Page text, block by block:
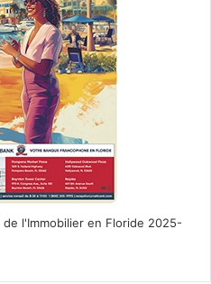
l'Immobilier en Floride 2025-